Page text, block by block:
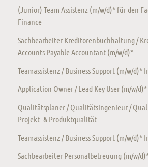
(Junior) Team Assistenz (m/w/d)* für den
Finance
Sachbearbeiter Kreditorenbuchhaltung /
Accounts Payable Accountant (m/w/d)*
Teamassistenz / Business Support (m/w/d)*
Application Owner / Lead Key User (m/w/d)*
Qualitätsplaner / Qualitätsingenieur /
Projekt- & Produktqualität
Teamassistenz / Business Support (m/w/d)*
Sachbearbeiter Personalbetreuung (m/w/